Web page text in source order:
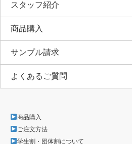
スタッフ紹介
商品購入
サンプル請求
よくあるご質問
商品購入
ご注文方法
学生割・団体割について